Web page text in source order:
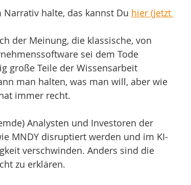
halte, das kannst Du hier (jetzt
der Meinung, die klassische, von
sei dem Tode
große Teile der Wissensarbeit
man halten, was man will, aber wie
immer recht.
Analysten und Investoren der
MNDY disruptiert werden und im KI-
verschwinden. Anders sind die
zu erklären.